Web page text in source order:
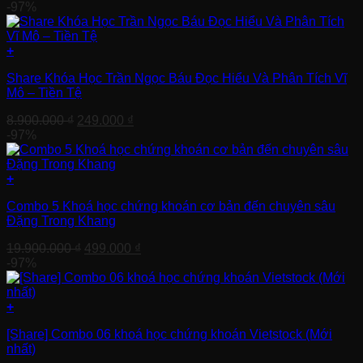
là:
45.500.000 ₫.
tại
-97%
+
Share Khóa Học Trần Ngọc Báu Đọc Hiểu Và Phân Tích Vĩ
Mô – Tiền Tệ
8.900.000₫ Giá
là:
8.900.000 ₫.
249.000 ₫
tại
-97%
+
Combo 5 Khoá học chứng khoán cơ bản đến chuyên sâu
Đặng Trong Khang
19.900.000₫ Giá
là:
499.000 ₫
tại
-97%
+
[Share] Combo 06 khoá học chứng khoán Vietstock (Mới
nhất)